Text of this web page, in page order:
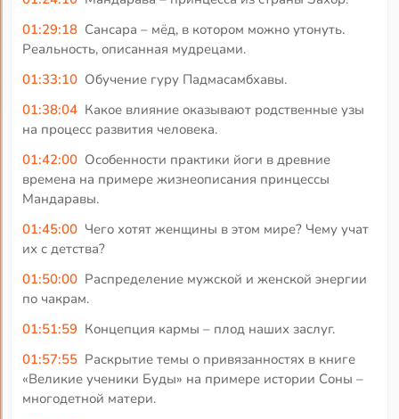
01:29:18 Сансара – мёд, в котором можно утонуть.
Реальность, описанная мудрецами.
01:33:10 Обучение гуру Падмасамбхавы.
01:38:04 Какое влияние оказывают родственные узы
на процесс развития человека.
01:42:00 Особенности практики йоги в древние
времена на примере жизнеописания принцессы
Мандаравы.
01:45:00 Чего хотят женщины в этом мире? Чему учат
их с детства?
01:50:00 Распределение мужской и женской энергии
по чакрам.
01:51:59 Концепция кармы – плод наших заслуг.
01:57:55 Раскрытие темы о привязанностях в книге
«Великие ученики Буды» на примере истории Соны –
многодетной матери.